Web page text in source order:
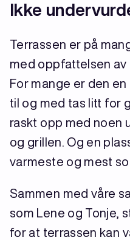
Ikke
Terrassen er på
med oppfattelsen
For mange er den
til og med tas litt for
raskt opp med noen
og grillen. Og en
varmeste og mest
Sammen med våre
som Lene og Tonje,
for at terrassen kan